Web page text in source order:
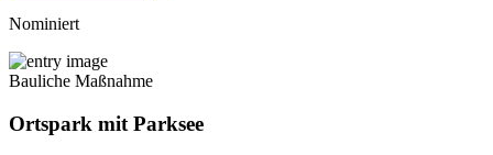
Nominiert
Bauliche Maßnahme
Ortspark mit Parksee